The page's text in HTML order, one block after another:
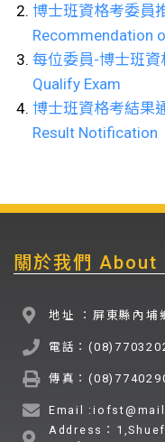
博士班資格考委員
Recommendation
每位委員-博士班資
Qualify Exam
博士班資格考結果
Result Notification
關於我們 About
地址 ：屏東縣內埔
電話：
傳真：
Email
Address：